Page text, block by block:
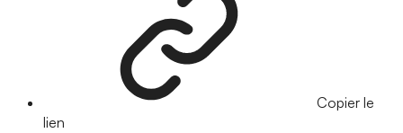
Copier le
lien